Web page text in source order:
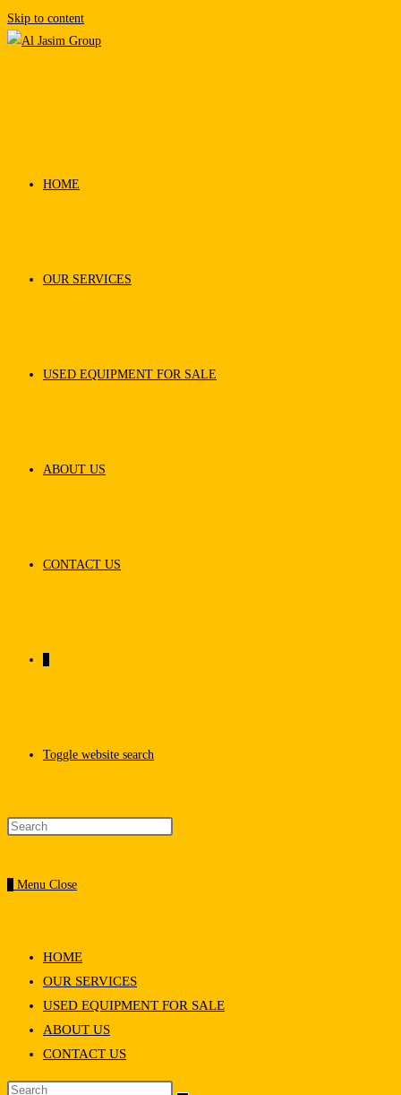
Skip to content
HOME
OUR SERVICES
USED EQUIPMENT FOR SALE
ABOUT US
CONTACT US
Toggle website search
Menu Close
HOME
OUR SERVICES
USED EQUIPMENT FOR SALE
ABOUT US
CONTACT US